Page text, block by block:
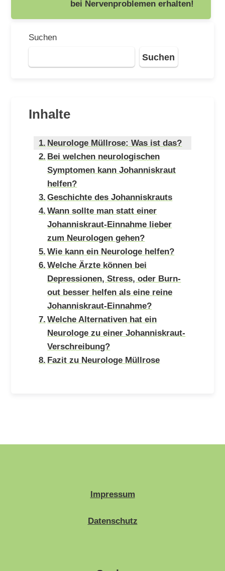
bei Nervenproblemen erhalten!
Suchen
Suchen
Inhalte
Neurologe Müllrose: Was ist das?
Bei welchen neurologischen
Symptomen kann Johanniskraut
helfen?
Geschichte des Johanniskrauts
Wann sollte man statt einer
Johanniskraut-Einnahme lieber
zum Neurologen gehen?
Wie kann ein Neurologe helfen?
Welche Ärzte können bei
Depressionen, Stress, oder Burn-
out besser helfen als eine reine
Johanniskraut-Einnahme?
Welche Alternativen hat ein
Neurologe zu einer Johanniskraut-
Verschreibung?
Fazit zu Neurologe Müllrose
Impressum
Datenschutz